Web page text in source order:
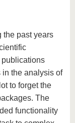
the past years
publications
the analysis of
to forget the
The
functionality